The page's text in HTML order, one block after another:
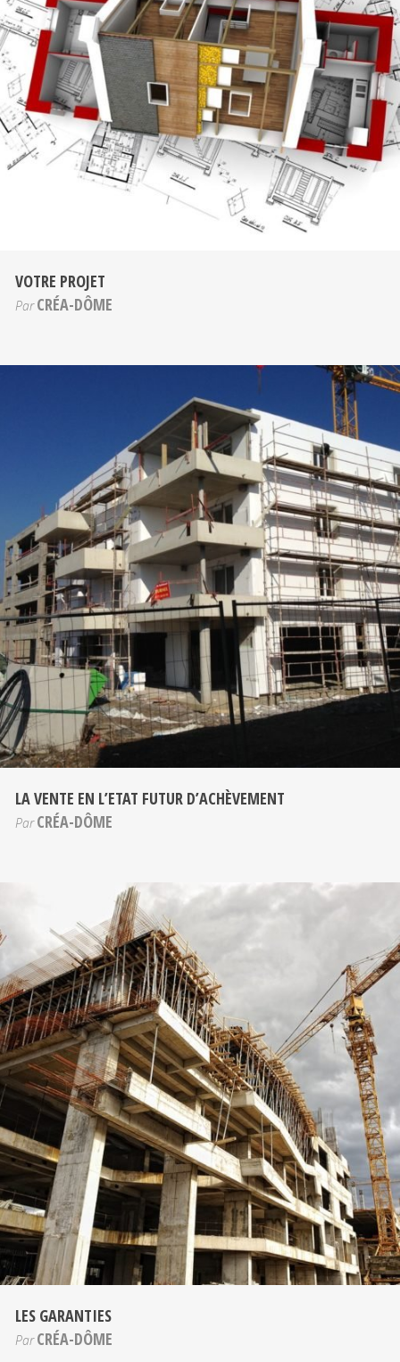
VOTRE PROJET
Par CRÉA-DÔME
LA VENTE EN L’ETAT FUTUR D’ACHÈVEMENT
Par CRÉA-DÔME
LES GARANTIES
Par CRÉA-DÔME